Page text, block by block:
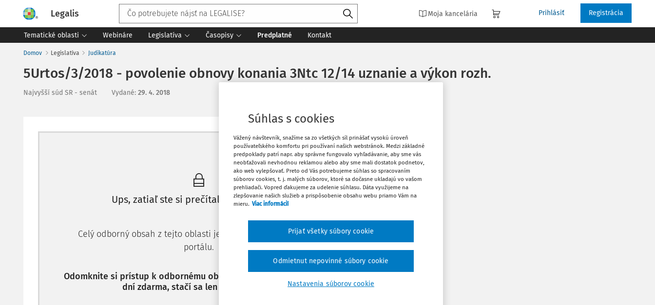
Legalis Moja kancelária Prihlásiť Registrácia
Tematické oblasti Webináre Legislatíva Časopisy Predplatné Kontakt
Domov Legislatíva Judikatúra
5Urtos/3/2018 - povolenie obnovy konania 3Ntc 12/14 uznanie a výkon rozh.
Najvyšší súd SR - senát Vydané: 29. 4. 2018
Máte predplatné? Prihláste sa
Ups, zatiaľ ste si prečítali len začiatok...
Celý odborný obsah z tejto oblasti je dostupný predplatiteľom
portálu.
Odomknite si prístup k odbornému obsahu a získajte prístup na 10
dní zdarma, stačí sa len zaregistrovať.
Vytlačiť
Obľúbené
Stiahnuť
Súhlas s cookies
Vážený návštevník, snažíme sa zo všetkých síl prinášať vysokú úroveň
používateľského komfortu pri používaní našich webstránok. Medzi základné
predpoklady patrí napr. aby správne fungovalo vyhľadávanie, aby sme vás
neobťažovali nevhodnou reklamou alebo aby sme mali dostatok podnetov,
ako web vylepšovať. Preto od Vás potrebujeme súhlas so spracovaním
súborov cookies, t. j. malých súborov, ktoré sa dočasne ukladajú vo vašom
prehliadači. Vopred ďakujeme za udelenie súhlasu. Dáta využijeme na
zlepšovanie našich služieb a prispôsobenie obsahu webu priamo Vám na
mieru. Viac informácií
Nastavenia súborov cookie
Odmietnut nepovinné súbory cookie
Prijať všetky súbory cookie